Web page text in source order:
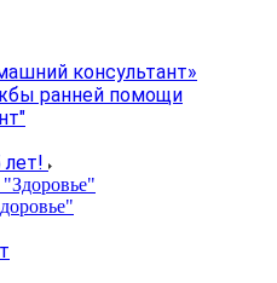
консультант»
ранней помощи
лет!